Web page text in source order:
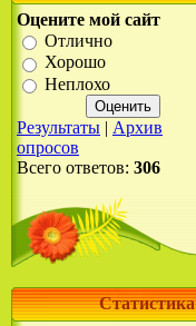
Оцените мой сайт
Отлично
Хорошо
Неплохо
Результаты | Архив
опросов
Всего ответов: 306
Статистика